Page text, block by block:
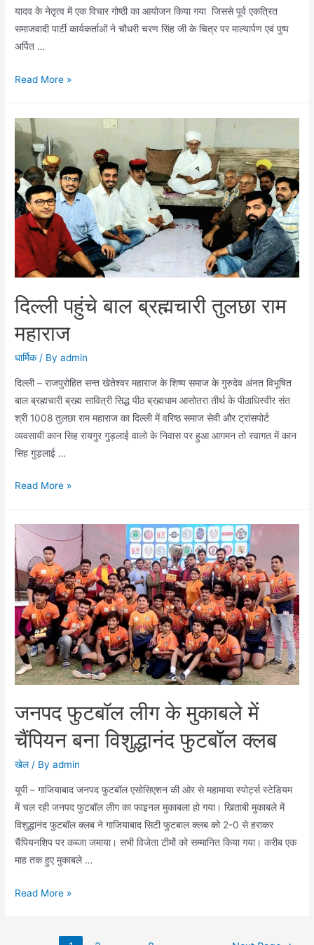
यादव के नेतृत्व में एक विचार गोष्ठी का आयोजन किया गया जिससे पूर्व एकत्रित
समाजवादी पार्टी कार्यकर्ताओं ने चौधरी चरण सिंह जी के चित्र पर माल्यार्पण एवं पुष्प
अर्पित …
सपा
स्व.
चौधरी
चरण
सिंह
जी
की
पुण्यतिथि
गोष्ठी
आयोजन
Read More »
दिल्ली पहुंचे बाल ब्रह्मचारी तुलछा राम
महाराज
धार्मिक/ Byadmin
दिल्ली – राजपुरोहित सन्त खेतेश्वर महाराज के शिष्य समाज के गुरुदेव अंनत विभूषित
बाल ब्रह्मचारी ब्रह्म सावित्री सिद्ध पीठ ब्रह्मधाम आसोतरा तीर्थ के पीठाधिस्वीर संत
श्री 1008 तुलछा राम महाराज का दिल्ली में वरिष्ठ समाज सेवी और ट्रांसपोर्ट
व्यवसायी कान सिह रायगुर गुड़लाई वालो के निवास पर हुआ आगमन तो स्वागत में कान
सिह गुड़लाई …
दिल्ली
ब्रह्मचारी
तुलछा
राम
महाराज
Read More »
जनपद फुटबॉल लीग के मुकाबले में
चैंपियन बना विशुद्धानंद फुटबॉल क्लब
खेल/ Byadmin
यूपी – गाजियाबाद जनपद फुटबॉल एसोसिएशन की ओर से महामाया स्पोर्ट्स स्टेडियम
में चल रही जनपद फुटबॉल लीग का फाइनल मुकाबला हो गया। खिताबी मुकाबले में
विशुद्धानंद फुटबॉल क्लब ने गाजियाबाद सिटी फुटबाल क्लब को 2-0 से हराकर
चैंपियनशिप पर कब्जा जमाया। सभी विजेता टीमों को सम्मानित किया गया। करीब एक
माह तक हुए मुकाबले …
जनपद
Read More »